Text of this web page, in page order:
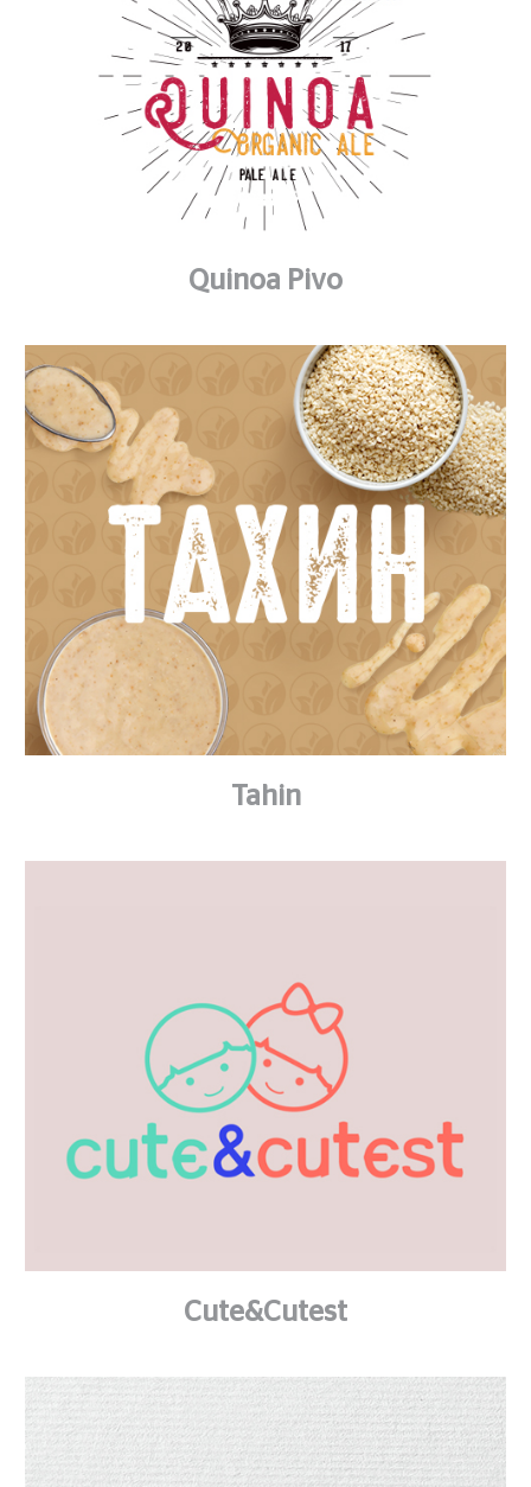
Quinoa Pivo
Tahin
Cute&Cutest